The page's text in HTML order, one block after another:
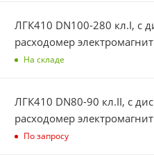
ЛГК410 DN100-280 кл.I, с
расходомер
На складе
ЛГК410 DN80-90 кл.II, с
расходомер
По запросу